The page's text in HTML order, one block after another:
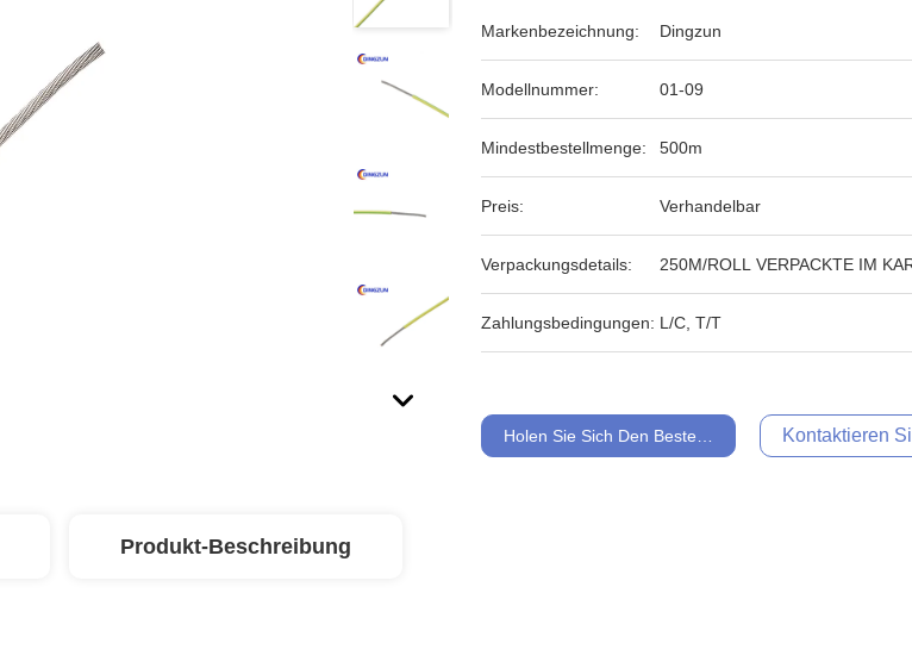
Markenbezeichnung: Dingzun
Modellnummer: 01-09
Mindestbestellmenge: 500m
Preis: Verhandelbar
Verpackungsdetails: 250M/ROLL VERPACKTE IM
Zahlungsbedingungen: L/C, T/T
Holen Sie Sich Den Besten Preis Kontaktieren
Produkt-Beschreibung